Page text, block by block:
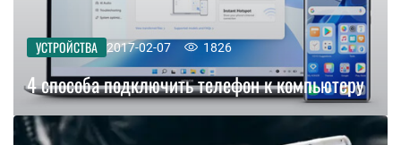
УСТРОЙСТВА 2017-02-07 1826
4 способа подключить телефон к компьютеру